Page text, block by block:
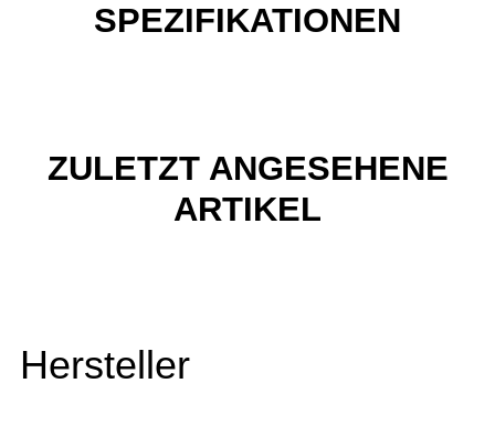
SPEZIFIKATIONEN
ZULETZT ANGESEHENE
ARTIKEL
Hersteller